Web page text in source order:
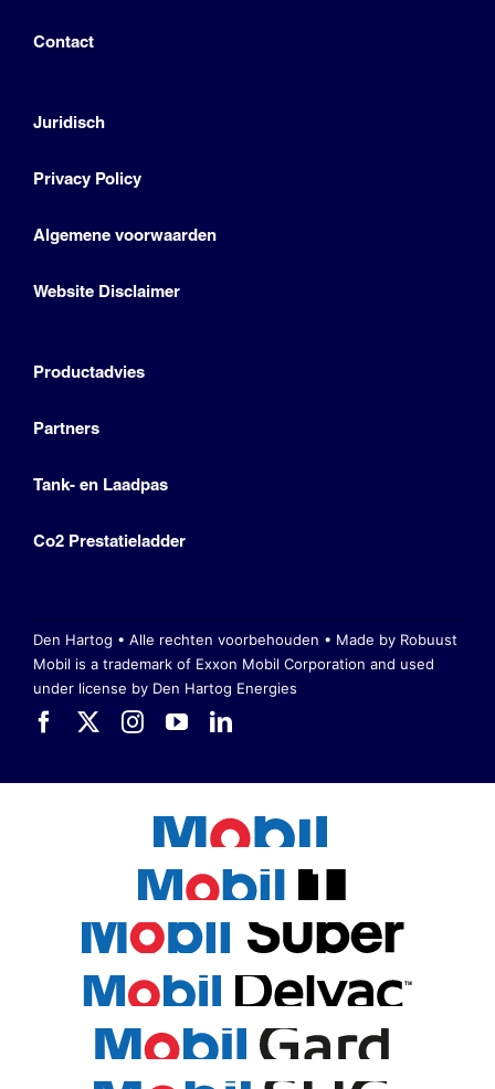
Contact
Juridisch
Privacy Policy
Algemene voorwaarden
Website Disclaimer
Productadvies
Partners
Tank- en Laadpas
Co2 Prestatieladder
Den Hartog • Alle rechten voorbehouden • Made by Robuust
Mobil is a trademark of Exxon Mobil Corporation and used
under license by Den Hartog Energies